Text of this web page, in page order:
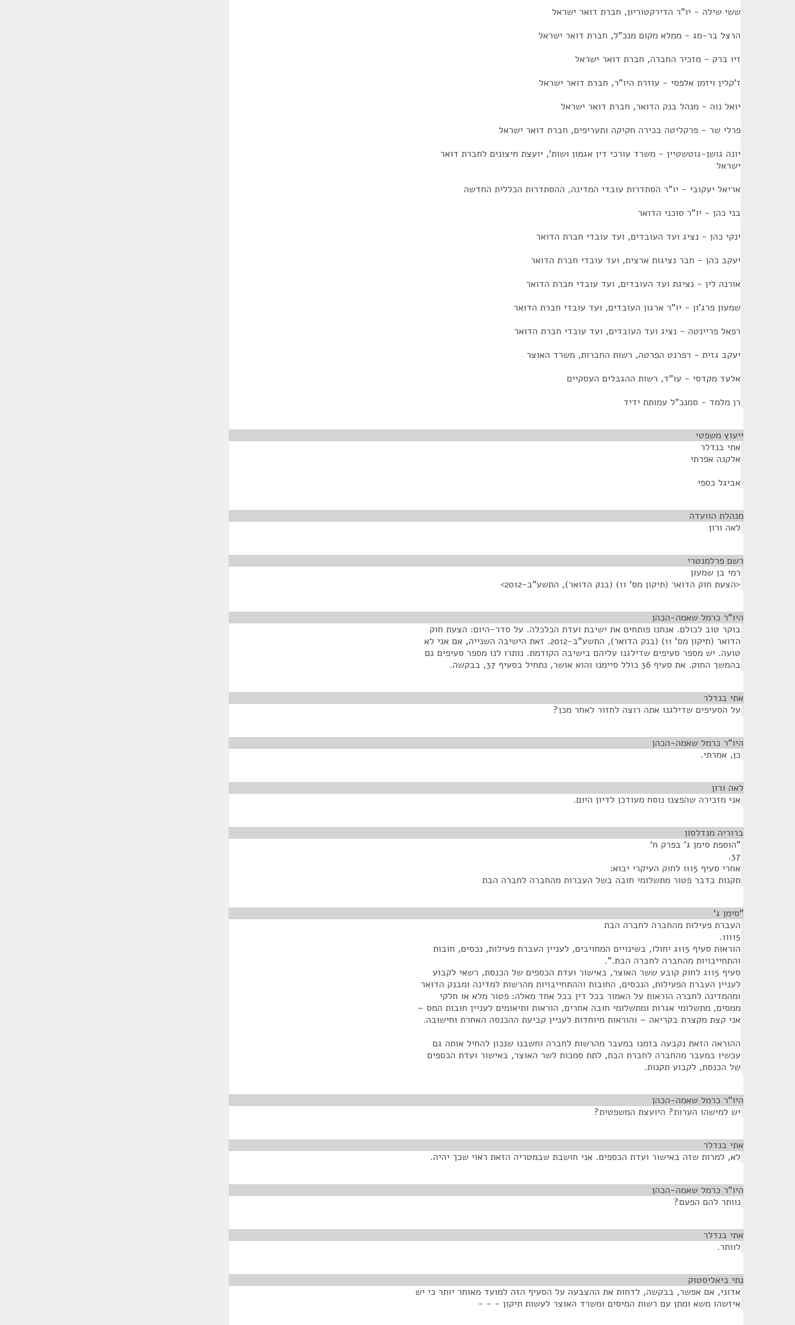
ששי שילה - יו"ר הדירקטוריון, חברת דואר ישראל
הרצל בר-מג - ממלא מקום מנכ"ל, חברת דואר ישראל
זיו ברק - מזכיר החברה, חברת דואר ישראל
ז'קלין ויזמן אלפסי - עוזרת היו"ר, חברת דואר ישראל
יואל נוה - מנהל בנק הדואר, חברת דואר ישראל
פרלי שר - פרקליטה בכירה חקיקה ותעריפים, חברת דואר ישראל
יונה גושן-גוטשטיין - משרד עורכי דין אגמון ושות', יועצת חיצונים לחברת דואר
ישראל
אריאל יעקובי - יו"ר הסתדרות עובדי המדינה, ההסתדרות הכללית החדשה
בני כהן - יו"ר סוכני הדואר
ינקי כהן - נציג ועד העובדים, ועד עובדי חברת הדואר
יעקב כהן - חבר נציגות ארצית, ועד עובדי חברת הדואר
אורנה לין - נציגת ועד העובדים, ועד עובדי חברת הדואר
שמעון פרג'ון - יו"ר ארגון העובדים, ועד עובדי חברת הדואר
רפאל פריינטה - נציג ועד העובדים, ועד עובדי חברת הדואר
יעקב גזית - רפרנט הפרטה, רשות החברות, משרד האוצר
אלעד מקדסי - עו"ד, רשות ההגבלים העסקיים
רן מלמד - סמנכ"ל עמותת ידיד
ייעוץ משפטי
אתי בנדלר
אלקנה אפרתי
אביגל כספי
מנהלת הוועדה
לאה ורון
רשם פרלמנטרי
רמי בן שמעון
<הצעת חוק הדואר (תיקון מס' 11) (בנק הדואר), התשע"ב-2012>
היו"ר כרמל שאמה-הכהן
בוקר טוב לכולם. אנחנו פותחים את ישיבת ועדת הכלכלה. על סדר-היום: הצעת חוק
הדואר (תיקון מס' 11) (בנק הדואר), התשע"ב-2012. זאת הישיבה השנייה, אם אני לא
טועה. יש מספר סעיפים שדילגנו עליהם בישיבה הקודמת. נותרו לנו מספר סעיפים גם
בהמשך החוק. את סעיף 36 כולל סיימנו והוא אושר, נתחיל בסעיף 37, בבקשה.
אתי בנדלר
על הסעיפים שדילגנו אתה רוצה לחזור לאחר מכן?
היו"ר כרמל שאמה-הכהן
כן, אמרתי.
לאה ורון
אני מזכירה שהפצנו נוסח מעודכן לדיון היום.
ברוריה מנדלסון
"הוספת סימן ג' בפרק ח'
37.
אחרי סעיף 115ו לחוק העיקרי יבוא:
תקנות בדבר פטור מתשלומי חובה בשל העברות מהחברה לחברה הבת
"סימן ג'
העברת פעילות מהחברה לחברה הבת
115ו1.
הוראות סעיף 115ג יחולו, בשינויים המחויבים, לעניין העברת פעילות, נכסים, חובות
והתחייבויות מהחברה לחברה הבת.".
סעיף 115ג לחוק קובע ששר האוצר, באישור ועדת הכספים של הכנסת, רשאי לקבוע
לעניין העברת הפעילות, הנכסים, החובות וההתחייבויות מהרשות למדינה ומבנק הדואר
ומהמדינה לחברה הוראות על האמור בכל דין בכל אחד מאלה: פטור מלא או חלקי
ממסים, מתשלומי אגרות ומתשלומי חובה אחרים, הוראות ותיאומים לעניין חובות המס –
אני קצת מקצרת בקריאה – והוראות מיוחדות לעניין קביעת ההכנסה האחרת וחישובה.
ההוראה הזאת נקבעה בזמנו במעבר מהרשות לחברה וחשבנו שנכון להחיל אותה גם
עכשיו במעבר מהחברה לחברת הבת, לתת סמכות לשר האוצר, באישור ועדת הכספים
של הכנסת, לקבוע תקנות.
היו"ר כרמל שאמה-הכהן
יש למישהו הערות? היועצת המשפטית?
אתי בנדלר
לא, למרות שזה באישור ועדת הכספים. אני חושבת שבמטריה הזאת ראוי שכך יהיה.
היו"ר כרמל שאמה-הכהן
נוותר להם הפעם?
אתי בנדלר
לוותר.
נתי ביאליסטוק
אדוני, אם אפשר, בבקשה, לדחות את ההצבעה על הסעיף הזה למועד מאוחר יותר כי יש
איזשהו משא ומתן עם רשות המיסים ומשרד האוצר לעשות תיקון - - -